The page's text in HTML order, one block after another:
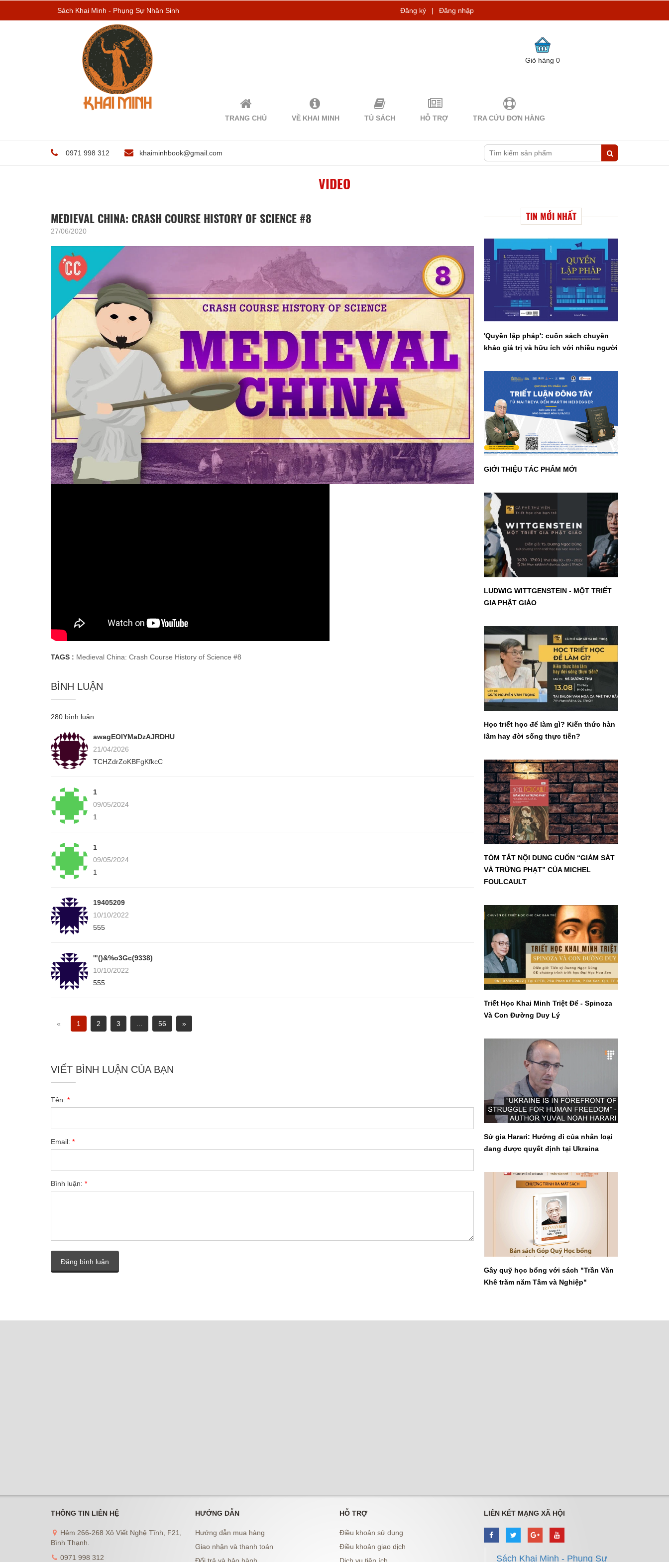
Sách Khai Minh - Phụng Sự Nhân Sinh Đăng ký | Đăng nhập
Giỏ hàng0
TRANG CHỦ VỀ KHAI MINH TỦ SÁCH HỖ TRỢ TRA CỨU ĐƠN HÀNG
0971 998 312 khaiminhbook@gmail.com
VIDEO
MEDIEVAL CHINA: CRASH COURSE HISTORY OF SCIENCE #8
27/06/2020
TAGS : Medieval China: Crash Course History of Science #8
BÌNH LUẬN
280 bình luận
awagEOIYMaDzAJRDHU
21/04/2026
TCHZdrZoKBFgKfkcC
1
09/05/2024
1
1
09/05/2024
1
19405209
10/10/2022
555
'"()&%o3Gc(9338)
10/10/2022
555
« 1 2 3 56 »
VIẾT BÌNH LUẬN CỦA BẠN
Tên: *
Email: *
Bình luận: *
Đăng bình luận
TIN MỚI NHẤT
'Quyền lập pháp': cuốn sách chuyên
khảo giá trị và hữu ích với nhiều người
GIỚI THIỆU TÁC PHẨM MỚI
LUDWIG WITTGENSTEIN - MỘT TRIẾT
GIA PHẬT GIÁO
Học triết học để làm gì? Kiến thức hàn
lâm hay đời sống thực tiễn?
TÓM TẮT NỘI DUNG CUỐN “GIÁM SÁT
VÀ TRỪNG PHẠT” CỦA MICHEL
FOULCAULT
Triết Học Khai Minh Triệt Để - Spinoza
Và Con Đường Duy Lý
Sử gia Harari: Hướng đi của nhân loại
đang được quyết định tại Ukraina
Gây quỹ học bổng với sách "Trần Văn
Khê trăm năm Tâm và Nghiệp"
THÔNG TIN LIÊN HỆ
Hẻm 266-268 Xô Viết Nghệ Tĩnh, F21,
Bình Thạnh.
0971 998 312
HƯỚNG DẪN
Hướng dẫn mua hàng
Giao nhận và thanh toán
HỖ TRỢ
Điều khoản sử dụng
Điều khoản giao dịch
LIÊN KẾT MẠNG XÃ HỘI
Sách Khai Minh - Phụng Sự